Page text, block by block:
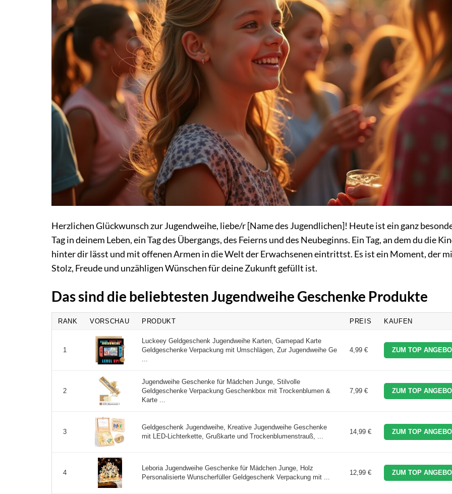
Herzlichen Glückwunsch zur Jugendweihe, liebe/r [Name des Jugendlichen]! Heute ist ein ganz
Tag in deinem Leben, ein Tag des Übergangs, des Feierns und des Neubeginns. Ein Tag, an dem du die
hinter dir lässt und mit offenen Armen in die Welt der Erwachsenen eintrittst. Es ist ein Moment, der
Stolz, Freude und unzähligen Wünschen für deine Zukunft gefüllt ist.
Das sind die beliebtesten Jugendweihe Geschenke Produkte
RANK VORSCHAU PRODUKT PREIS KAUFEN
1
Luckeey Geldgeschenk Jugendweihe Karten, Gamepad Karte
Geldgeschenke Verpackung mit Umschlägen, Zur Jugendweihe Ge
...
4,99 € ZUM TOP
2
Jugendweihe Geschenke für Mädchen Junge, Stilvolle
Geldgeschenke Verpackung Geschenkbox mit Trockenblumen &
Karte ...
7,99 € ZUM TOP
3
Geldgeschenk Jugendweihe, Kreative Jugendweihe Geschenke
mit LED-Lichterkette, Grußkarte und Trockenblumenstrauß, ...
14,99 € ZUM TOP
4
Leboria Jugendweihe Geschenke für Mädchen Junge, Holz
Personalisierte Wunscherfüller Geldgeschenk Verpackung mit ...
12,99 € ZUM TOP